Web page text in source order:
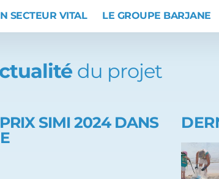
SECTEUR VITAL LE GROUPE BARJANE
du projet
SIMI 2024 DANS